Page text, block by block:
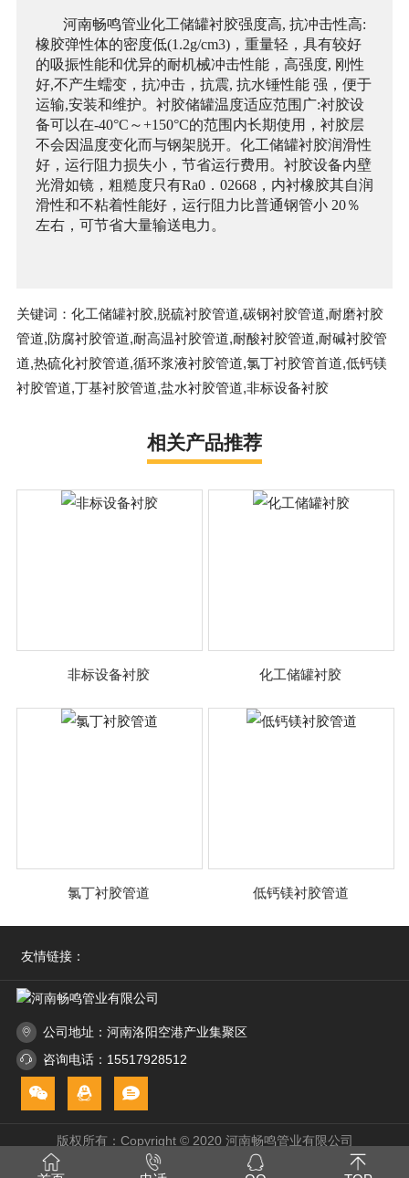
河南畅鸣管业化工储罐衬胶强度高, 抗冲击性高:
橡胶弹性体的密度低(1.2g/cm3)，重量轻，具有较好
的吸振性能和优异的耐机械冲击性能，高强度, 刚性
好,不产生蠕变，抗冲击，抗震, 抗水锤性能 强，便于
运输,安装和维护。 衬胶储罐温度适应范围广:衬胶设
备可以在-40°C～+150°C的范围内长期使用，衬胶层
不会因温度变化而与钢架脱开。 化工储罐衬胶润滑性
好，运行阻力损失小，节省运行费用。衬胶设备内壁
光滑如镜，粗糙度只有Ra0．02668，内衬橡胶其自润
滑性和不粘着性能好，运行阻力比普通钢管小 20％
左右，可节省大量输送电力。
关键词：化工储罐衬胶,脱硫衬胶管道,碳钢衬胶管道,耐磨衬胶
管道,防腐衬胶管道,耐高温衬胶管道,耐酸衬胶管道,耐碱衬胶管
道,热硫化衬胶管道,循环浆液衬胶管道,氯丁衬胶管首道,低钙镁
衬胶管道,丁基衬胶管道,盐水衬胶管道,非标设备衬胶
相关产品推荐
非标设备衬胶 化工储罐衬胶
氯丁衬胶管道 低钙镁衬胶管道
友情链接：
公司地址：河南洛阳空港产业集聚区
咨询电话：15517928512
版权所有：Copyright © 2020 河南畅鸣管业有限公司
豫ICP备2021022653号-1
网站地图